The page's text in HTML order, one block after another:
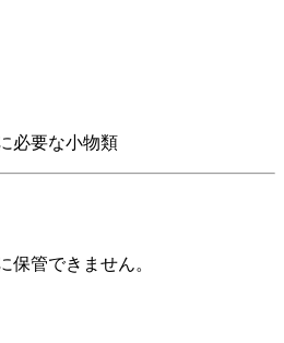
必要な小物類
保管できません。